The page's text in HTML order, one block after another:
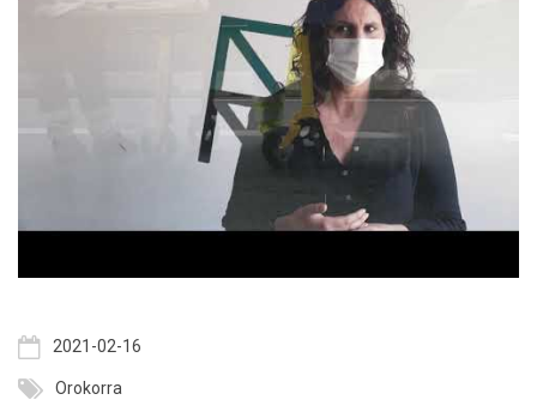
2021-02-16
Orokorra